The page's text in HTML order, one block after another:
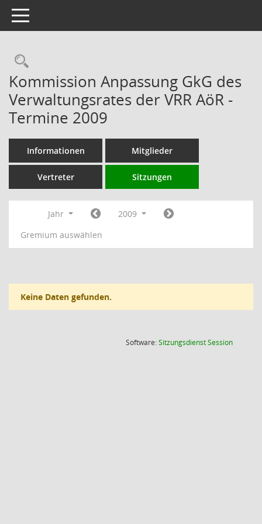
Toggle navigation
Rechercheauswahl
Kommission Anpassung GkG des
Verwaltungsrates der VRR AöR -
Termine 2009
Informationen Mitglieder
Vertreter Sitzungen
Jahr
2009
Gremium auswählen
Keine Daten gefunden.
Software:SitzungsdienstSession(Wird in